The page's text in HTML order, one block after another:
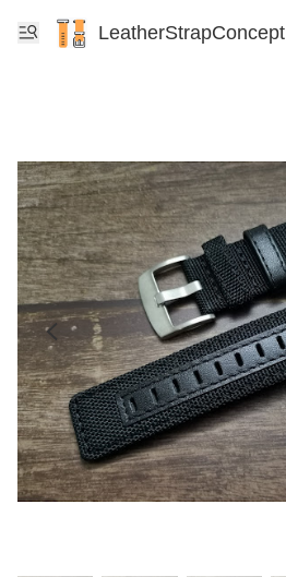
LeatherStrapConcept